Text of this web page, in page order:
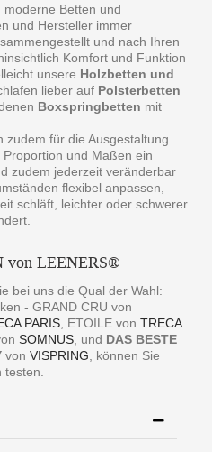
Betten und
und Hersteller immer
und nach Ihren
Komfort und Funktion
unsere Holzbetten und
lieber auf Polsterbetten
Boxspringbetten mit
zudem für die Ausgestaltung
und Maßen ein
zudem jederzeit veränderbar
flexibel anpassen,
schläft, leichter oder schwerer
von LEENERS®
bei uns die Qual der Wahl:
- GRAND CRU von
PARIS , ETOILE vonTRECA
SOMNUS , und DAS BESTE
vonVISPRING , können Sie